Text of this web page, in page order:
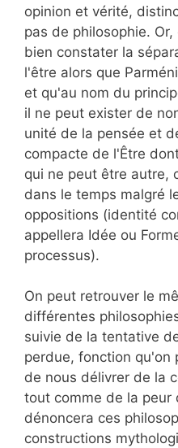
opinion et vérité,
pas de philosophie.
bien constater la
l'être alors que
et qu'au nom du
il ne peut exister de
unité de la pensée et
compacte de l'Être
qui ne peut être autre,
dans le temps malgré
oppositions (identité
appellera Idée ou
processus).
On peut retrouver le
différentes
suivie de la tentative
perdue, fonction qu'on
de nous délivrer de la
tout comme de la peur
dénoncera ces
constructions